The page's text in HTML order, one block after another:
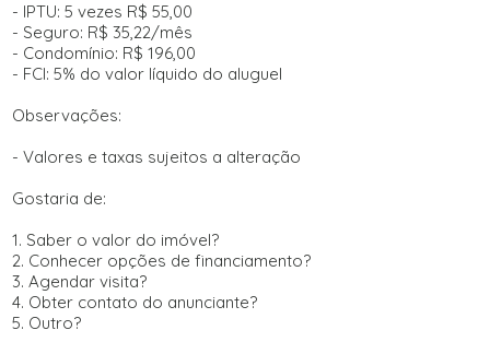
- IPTU: 5 vezes R$ 55,00
- Seguro: R$ 35,22/mês
- Condomínio: R$ 196,00
- FCI: 5% do valor líquido do aluguel
Observações:
- Valores e taxas sujeitos a alteração
Gostaria de:
1. Saber o valor do imóvel?
2. Conhecer opções de financiamento?
3. Agendar visita?
4. Obter contato do anunciante?
5. Outro?